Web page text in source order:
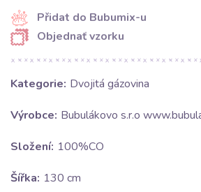
Přidat do Bubumix-u
Objednať vzorku
Kategorie: Dvojitá gázovina
Výrobce: Bubulákovo s.r.o
Složení: 100%CO
Šířka: 130 cm